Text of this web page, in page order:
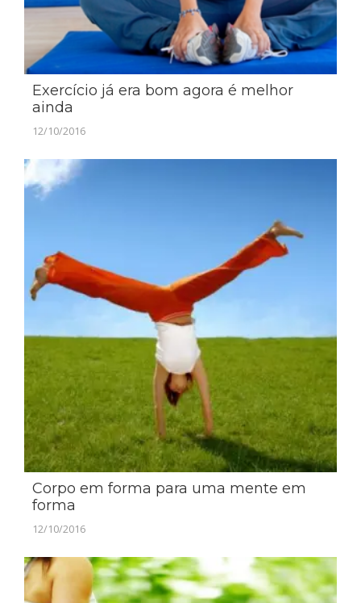
Exercício já era bom agora é melhor
ainda
12/10/2016
Corpo em forma para uma mente em
forma
12/10/2016